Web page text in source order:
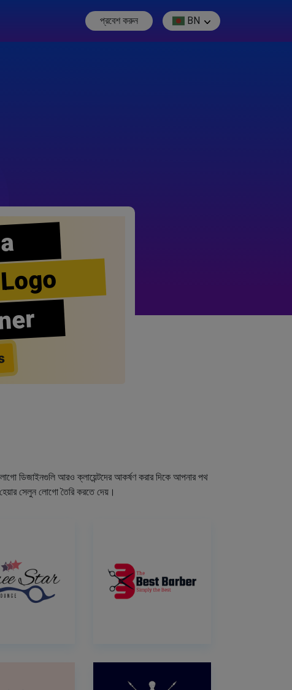
প্রবেশ করুন BN
ডিজাইনগুলি আরও ক্লায়েন্টদের আকর্ষণ করার দিকে আপনার পথ
সেলুন লোগো তৈরি করতে দেয়।